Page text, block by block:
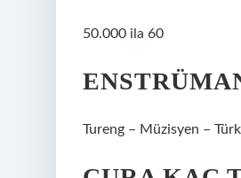
50.000 ila 60
Tureng – Müzisyen –